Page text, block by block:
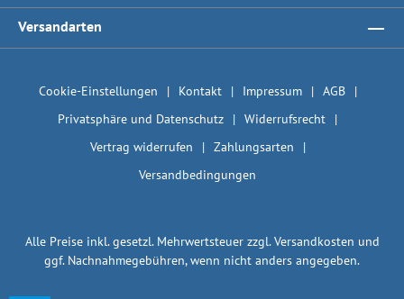
Versandarten
Cookie-Einstellungen Kontakt Impressum
AGB
Privatsphäre und Datenschutz
Widerrufsrecht
Vertrag widerrufen
Zahlungsarten
Versandbedingungen
Alle Preise inkl. gesetzl. Mehrwertsteuer zzgl.Versandkosten und
ggf. Nachnahmegebühren, wenn nicht anders angegeben.